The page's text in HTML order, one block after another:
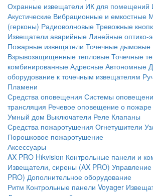
Охранные извещатели ИК для помещений
Акустические Вибрационные и емкостные
(герконы) Радиоволновые Тревожные
Извещатели аварийные Линейные оптико-
Пожарные извещатели Точечные дымовые
Взрывозащищенные тепловые Точечные
комбинированные Адресные Автономные
оборудование к точечным извещателям
Пламени
Средства оповещения Системы
трансляция Речевое оповещение о пожаре
Умный дом Выключатели Реле Клапаны
Средства пожаротушения Огнетушители
Порошковое пожаротушение
Аксессуары
AX PRO Hikvision Контрольные панели и
Извещатели, сирены (AX PRO)
PRO) Дополнительное оборудование
Ритм Контрольные панели Voyager